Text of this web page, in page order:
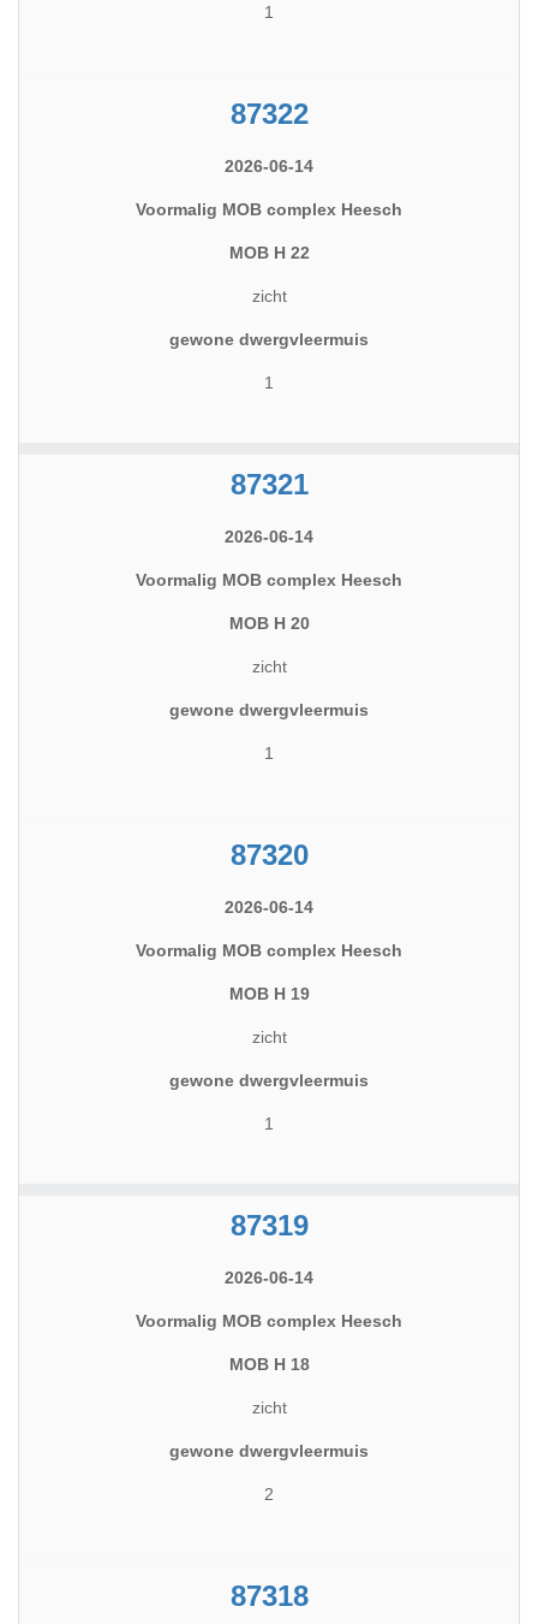
1
87322
2026-06-14
Voormalig MOB complex Heesch
MOB H 22
zicht
gewone dwergvleermuis
1
87321
2026-06-14
Voormalig MOB complex Heesch
MOB H 20
zicht
gewone dwergvleermuis
1
87320
2026-06-14
Voormalig MOB complex Heesch
MOB H 19
zicht
gewone dwergvleermuis
1
87319
2026-06-14
Voormalig MOB complex Heesch
MOB H 18
zicht
gewone dwergvleermuis
2
87318